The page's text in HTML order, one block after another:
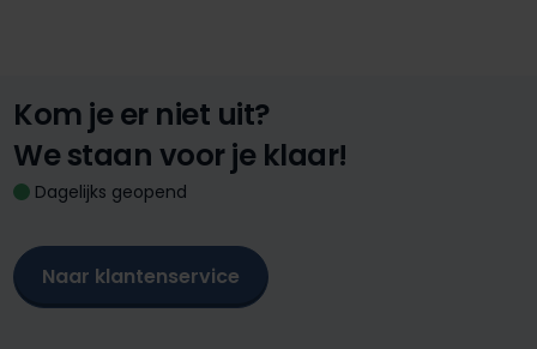
Kom je er niet uit?
We staan voor je klaar!
Dagelijks geopend
Naar klantenservice